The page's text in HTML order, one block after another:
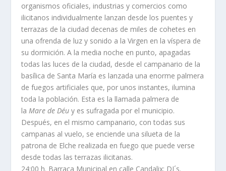
organismos oficiales, industrias y comercios como
ilicitanos individualmente lanzan desde los puentes y
terrazas de la ciudad decenas de miles de cohetes en
una ofrenda de luz y sonido a la Virgen en la víspera de
su dormición. A la media noche en punto, apagadas
todas las luces de la ciudad, desde el campanario de la
basílica de Santa María es lanzada una enorme palmera
de fuegos artificiales que, por unos instantes, ilumina
toda la población. Esta es la llamada palmera de
laMare de Déu y es sufragada por el municipio.
Después, en el mismo campanario, con todas sus
campanas al vuelo, se enciende una silueta de la
patrona de Elche realizada en fuego que puede verse
desde todas las terrazas ilicitanas.
24:00 h. Barraca Municipal en calle Candalix: DJ´s.